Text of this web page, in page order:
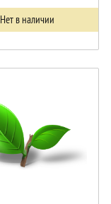
Нет в наличии